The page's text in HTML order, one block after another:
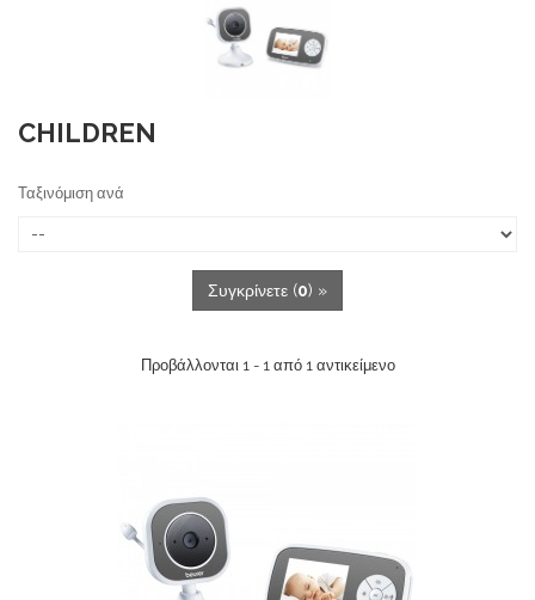
CHILDREN
Ταξινόμιση ανά
Συγκρίνετε (0) »
Προβάλλονται 1 - 1 από 1 αντικείμενο